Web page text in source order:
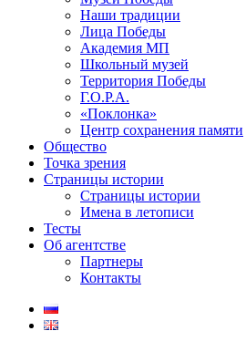
Наши традиции
Лица Победы
Академия МП
Школьный музей
Территория Победы
Г.О.Р.А.
«Поклонка»
Центр сохранения памяти
Общество
Точка зрения
Страницы истории
Страницы истории
Имена в летописи
Тесты
Об агентстве
Партнеры
Контакты